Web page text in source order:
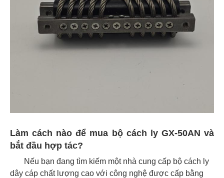
Làm cách nào để mua bộ cách ly GX-50AN và
bắt đầu hợp tác?
Nếu bạn đang tìm kiếm một nhà cung cấp bộ cách ly
dây cáp chất lượng cao với công nghệ được cấp bằng